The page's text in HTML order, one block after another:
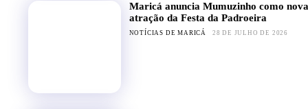
Maricá anuncia Mumuzinho como nova
atração da Festa da Padroeira
NOTÍCIAS DE MARICÁ 28 DE JULHO DE 2026